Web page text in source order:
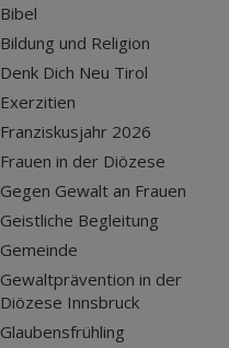
Bibel
Bildung und Religion
Denk Dich Neu Tirol
Exerzitien
Franziskusjahr 2026
Frauen in der Diözese
Gegen Gewalt an Frauen
Geistliche Begleitung
Gemeinde
Gewaltprävention in der
Diözese Innsbruck
Glaubensfrühling